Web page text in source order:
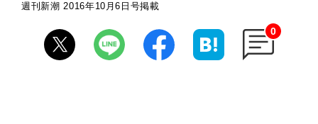
週刊新潮 2016年10月6日号掲載
0